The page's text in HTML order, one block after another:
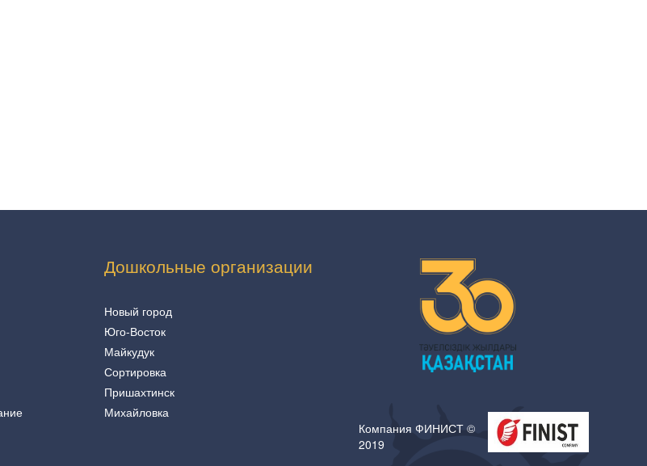
Дошкольные организации
Новый город
Юго-Восток
Майкудук
Сортировка
Пришахтинск
Михайловка
Компания ФИНИСТ ©
2019